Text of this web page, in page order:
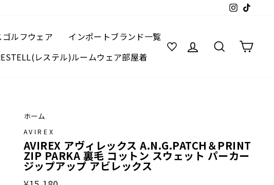
Instagram
ゴルフウェア
インポートブランド一覧
レステル)ルームウェア部屋着
ログイン 検索
ホーム/
AVIREX
AVIREX アヴィレックス A.N.G.PATCH＆PRINT
ZIP PARKA 裏毛 コットン スウェット パーカー
ジップアップ アビレックス
通